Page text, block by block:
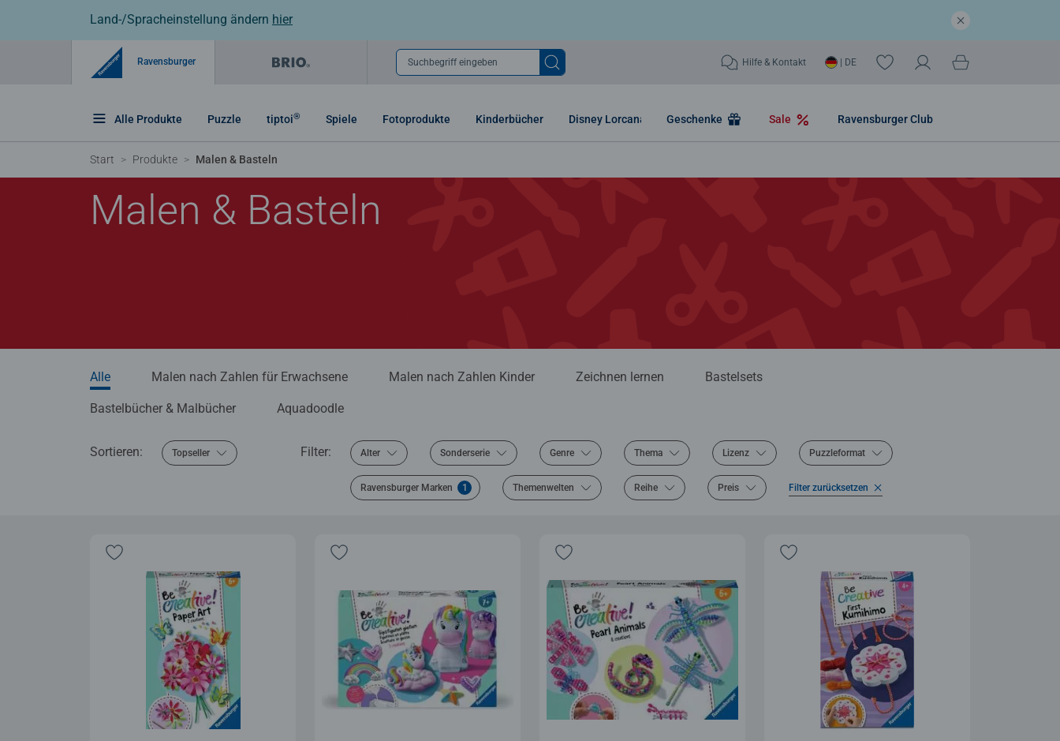
Land-/Spracheinstellung ändern hier
Ravensburger Suchbegriff eingeben Hilfe & Kontakt | DE
Alle Produkte Puzzle tiptoi® Spiele Fotoprodukte Kinderbücher Disney Lorcana Geschenke Sale Ravensburger Club
Start Produkte Malen & Basteln
Malen & Basteln
Alle Malen nach Zahlen für Erwachsene Malen nach Zahlen Kinder Zeichnen lernen Bastelsets
Bastelbücher & Malbücher Aquadoodle
Sortieren: Topseller Filter: Alter Sonderserie Genre Thema Lizenz Puzzleformat
Ravensburger Marken 1 Themenwelten Reihe Preis Filter zurücksetzen